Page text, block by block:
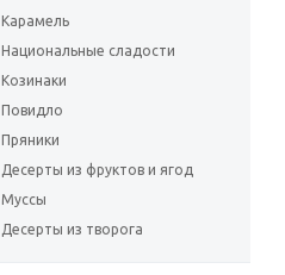
Карамель
Национальные сладости
Козинаки
Повидло
Пряники
Десерты из фруктов и ягод
Муссы
Десерты из творога